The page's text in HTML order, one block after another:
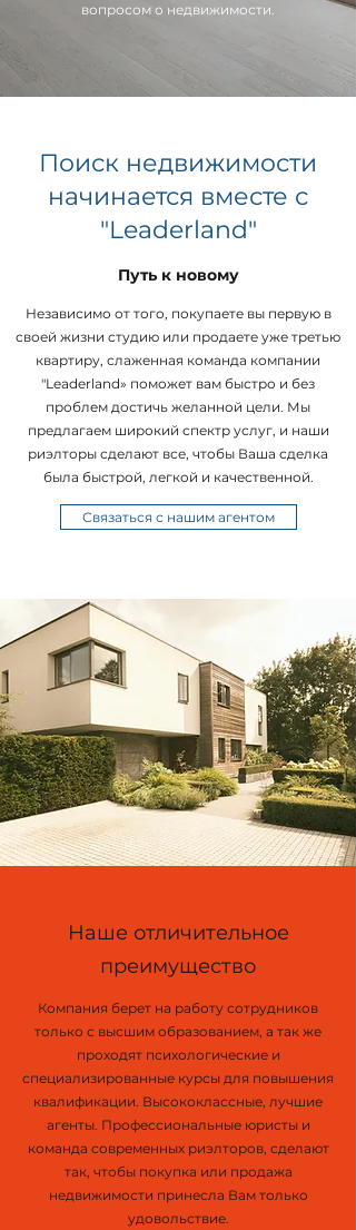
вопросом о недвижимости.
Поиск недвижимости
начинается вместе с
"Leaderland"
Путь к новому
Независимо от того, покупаете вы первую в
своей жизни студию или продаете уже третью
квартиру, слаженная команда компании
"Leaderland» поможет вам быстро и без
проблем достичь желанной цели. Мы
предлагаем широкий спектр услуг, и наши
риэлторы сделают все, чтобы Ваша сделка
была быстрой, легкой и качественной.
Связаться с нашим агентом
Наше отличительное
преимущество
Компания берет на работу сотрудников
только с высшим образованием, а так же
проходят психологические и
специализированные курсы для повышения
квалификации. Высококлассные, лучшие
агенты. Профессиональные юристы и
команда современных риэлторов, сделают
так, чтобы покупка или продажа
недвижимости принесла Вам только
удовольствие.